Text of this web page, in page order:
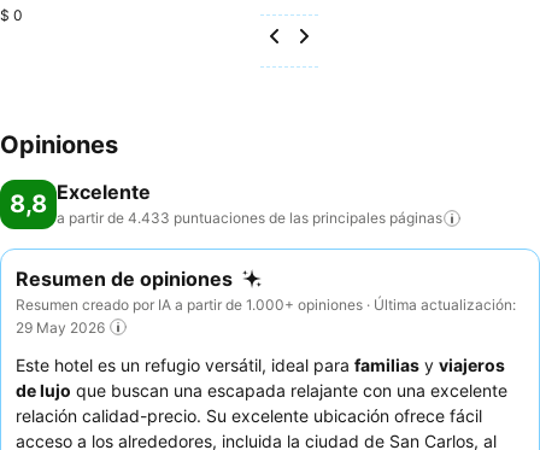
$ 0
Opiniones
8,8 Excelente
a partir de 4.433 puntuaciones de las principales páginas
Resumen de opiniones
Resumen creado por IA a partir de 1.000+ opiniones · Última actualización:
29 May 2026
Este hotel es un refugio versátil, ideal para familias y viajeros
de lujo que buscan una escapada relajante con una excelente
relación calidad-precio. Su excelente ubicación ofrece fácil
acceso a los alrededores, incluida la ciudad de San Carlos, al